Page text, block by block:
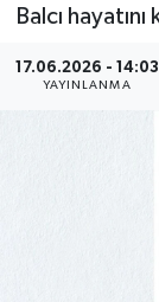
Balcı
17.06.2026 - 14:03
YAYINLANMA
Cide